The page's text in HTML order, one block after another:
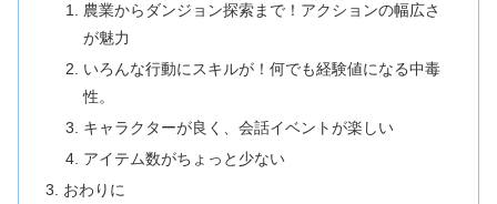
農業からダンジョン探索まで！アクションの幅広さ
が魅力
いろんな行動にスキルが！何でも経験値になる中毒
性。
キャラクターが良く、会話イベントが楽しい
アイテム数がちょっと少ない
おわりに